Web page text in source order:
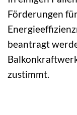
Förderungen
beantragt
zustimmt.